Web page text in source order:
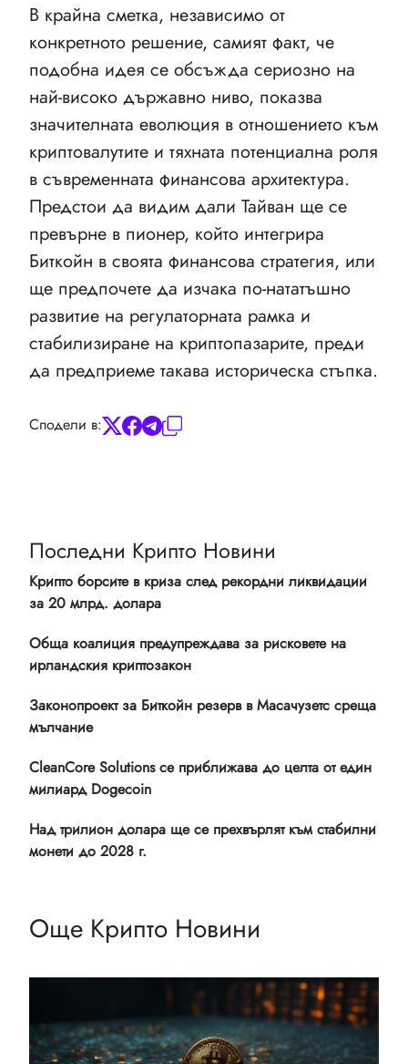
В крайна сметка, независимо от
конкретното решение, самият факт, че
подобна идея се обсъжда сериозно на
най-високо държавно ниво, показва
значителната еволюция в отношението към
криптовалутите и тяхната потенциална роля
в съвременната финансова архитектура.
Предстои да видим дали Тайван ще се
превърне в пионер, който интегрира
Биткойн в своята финансова стратегия, или
ще предпочете да изчака по-нататъшно
развитие на регулаторната рамка и
стабилизиране на криптопазарите, преди
да предприеме такава историческа стъпка.
Сподели в:
Последни Крипто Новини
Крипто борсите в криза след рекордни ликвидации
за 20 млрд. долара
Обща коалиция предупреждава за рисковете на
ирландския криптозакон
Законопроект за Биткойн резерв в Масачузетс среща
мълчание
CleanCore Solutions се приближава до целта от един
милиард Dogecoin
Над трилион долара ще се прехвърлят към стабилни
монети до 2028 г.
Още Крипто Новини